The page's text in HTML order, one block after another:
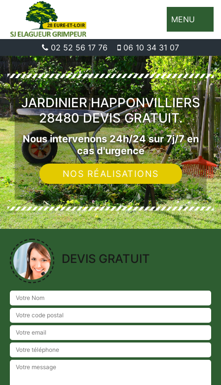
MENU
02 52 56 17 76 06 10 34 31 07
JARDINIER HAPPONVILLIERS
28480 DEVIS GRATUIT.
Nous intervenons 24h/24 sur 7j/7 en
cas d'urgence
NOS RÉALISATIONS
DEVIS GRATUIT